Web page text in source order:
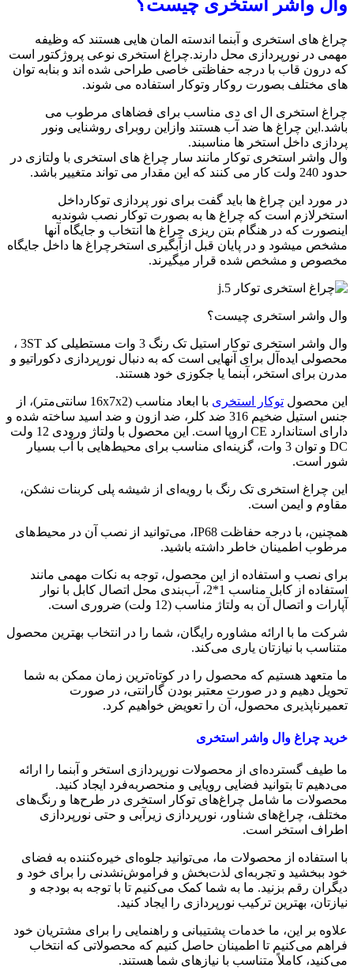
وال واشر استخری چیست؟
چراغ های استخری و آبنما اندسته المان هایی هستند که وظیفه
مهمی در نورپردازی محل دارند.چراغ استخری نوعی پروژکتور است
که درون قاب با درجه حفاظتی خاصی طراحی شده اند و بنابه توان
های مختلف بصورت روکار وتوکار استفاده می شوند.
چراغ استخری ال ای دی مناسب برای فضاهای مرطوب می
باشد.این چراغ ها ضد آب هستند وازاین روبرای روشنایی ونور
پردازی داخل استخر ها مناسبند.
وال واشر استخری توکار مانند سار چراغ های استخری با ولتازی در
حدود 240 ولت کار می کنند که این مقدار می تواند متغییر باشد.
در مورد این چراغ ها باید گفت برای نور پردازی توکارداخل
استخرلازم است که چراغ ها به بصورت توکار نصب شوندبه
اینصورت که در هنگام بتن ریزی چراغ ها انتخاب و جایگاه آنها
مشخص میشود و در پایان قبل ازآبگیری استخرچراغ ها داخل جایگاه
مخصوص و مشخص شده قرار میگیرند.
وال واشر استخری چیست؟
وال واشر استخری توکار استیل تک رنگ 3 وات مستطیلی کد 3ST ،
محصولی ایده‌آل برای آنهایی است که به دنبال نورپردازی دکوراتیو و
مدرن برای استخر، آبنما یا جکوزی خود هستند.
این محصول توکار استخری
با ابعاد مناسب (16x7x2 سانتی‌متر)، از
جنس استیل ضخیم 316 ضد کلر، ضد ازون و ضد اسید ساخته شده و
دارای استاندارد CE اروپا است. این محصول با ولتاژ ورودی 12 ولت
DC و توان 3 وات، گزینه‌ای مناسب برای محیط‌هایی با آب بسیار
شور است.
این چراغ استخری تک رنگ با رویه‌ای از شیشه پلی کربنات نشکن،
مقاوم و ایمن است.
همچنین، با درجه حفاظت IP68، می‌توانید از نصب آن در محیط‌های
مرطوب اطمینان خاطر داشته باشید.
برای نصب و استفاده از این محصول، توجه به نکات مهمی مانند
استفاده از کابل مناسب 1*2، آب‌بندی محل اتصال کابل با نوار
آپارات و اتصال آن به ولتاژ مناسب (12 ولت) ضروری است.
شرکت ما با ارائه مشاوره رایگان، شما را در انتخاب بهترین محصول
متناسب با نیازتان یاری می‌کند.
ما متعهد هستیم که محصول را در کوتاه‌ترین زمان ممکن به شما
تحویل دهیم و در صورت معتبر بودن گارانتی، در صورت
تعمیرناپذیری محصول، آن را تعویض خواهیم کرد.
خرید چراغ وال واشر استخری
ما طیف گسترده‌ای از محصولات نورپردازی استخر و آبنما را ارائه
می‌دهیم تا بتوانید فضایی رویایی و منحصربه‌فرد ایجاد کنید.
محصولات ما شامل چراغ‌های توکار استخری در طرح‌ها و رنگ‌های
مختلف، چراغ‌های شناور، نورپردازی زیرآبی و حتی نورپردازی
اطراف استخر است.
با استفاده از محصولات ما، می‌توانید جلوه‌ای خیره‌کننده به فضای
خود ببخشید و تجربه‌ای لذت‌بخش و فراموش‌نشدنی را برای خود و
دیگران رقم بزنید. ما به شما کمک می‌کنیم تا با توجه به بودجه و
نیازتان، بهترین ترکیب نورپردازی را ایجاد کنید.
علاوه بر این، ما خدمات پشتیبانی و راهنمایی را برای مشتریان خود
فراهم می‌کنیم تا اطمینان حاصل کنیم که محصولاتی که انتخاب
می‌کنید، کاملاً متناسب با نیازهای شما هستند.